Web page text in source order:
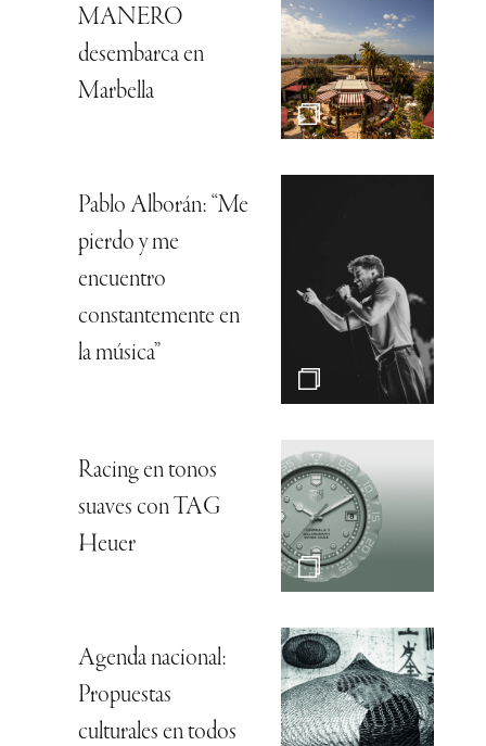
MANERO
desembarca en
Marbella
Pablo Alborán: “Me
pierdo y me
encuentro
constantemente en
la música”
Racing en tonos
suaves con TAG
Heuer
Agenda nacional:
Propuestas
culturales en todos